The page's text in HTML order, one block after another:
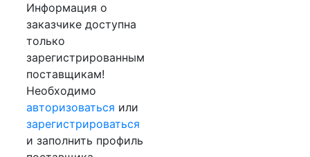
Информация о
заказчике доступна
только
зарегистрированным
поставщикам!
Необходимо
авторизоваться или
зарегистрироваться
и заполнить профиль